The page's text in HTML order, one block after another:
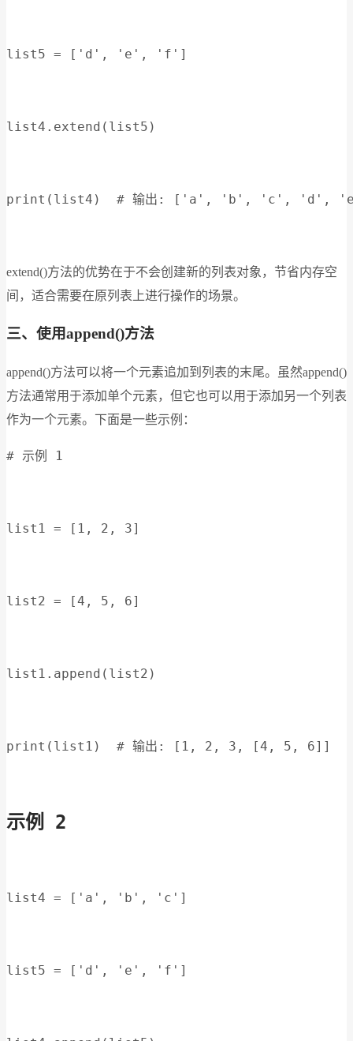
list5 = ['d', 'e', 'f']
list4.extend(list5)
print(list4)  # 输出: ['a', 'b', 'c', 'd',
extend()方法的优势在于不会创建新的列表对象，节省内存空
间，适合需要在原列表上进行操作的场景。
三、使用append()方法
append()方法可以将一个元素追加到列表的末尾。虽然append()
方法通常用于添加单个元素，但它也可以用于添加另一个列表
作为一个元素。下面是一些示例：
# 示例 1
list1 = [1, 2, 3]
list2 = [4, 5, 6]
list1.append(list2)
print(list1)  # 输出: [1, 2, 3, [4, 5, 6]]
示例 2
list4 = ['a', 'b', 'c']
list5 = ['d', 'e', 'f']